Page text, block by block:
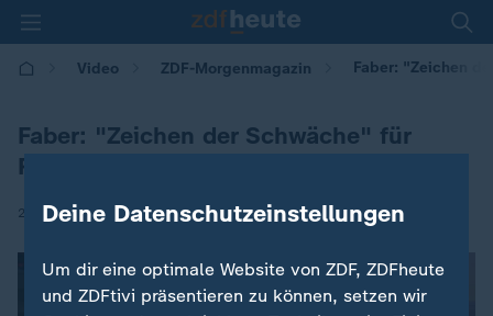
Video ZDF-Morgenmagazin Faber: "Zeichen
Faber: "Zeichen der Schwäche" für
Russland
29.11.2024 | 05:30
Deine Datenschutzeinstellungen
Um dir eine optimale Website von ZDF, ZDFheute
und ZDFtivi präsentieren zu können, setzen wir